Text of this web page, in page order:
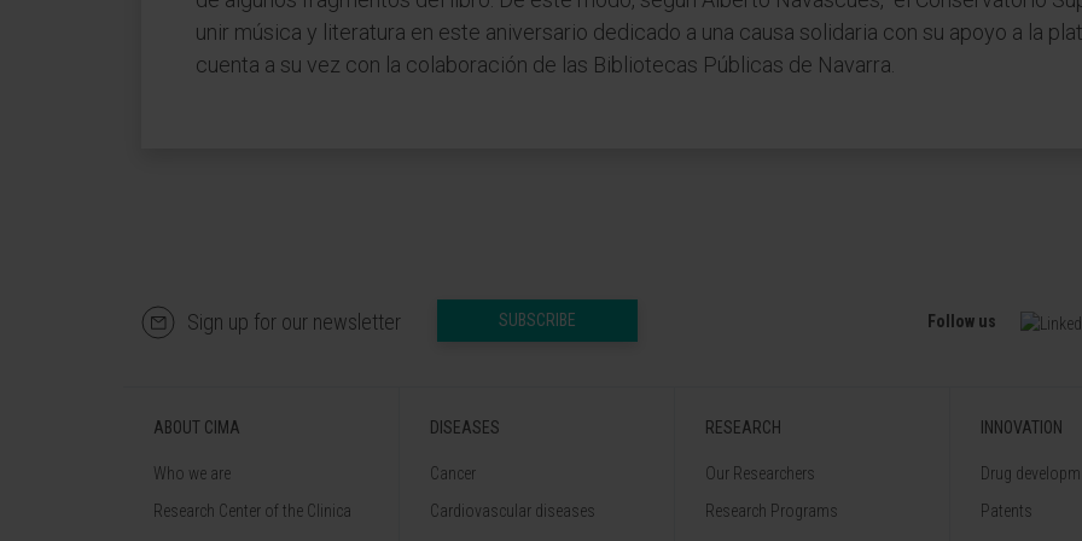
unir música y literatura en este aniversario dedicado a una causa solidaria con su apoyo a la
cuenta a su vez con la colaboración de las Bibliotecas Públicas de Navarra.
Sign up for our newsletter SUBSCRIBE Follow us
ABOUT CIMA
Who we are
Research Center of the Clinica
DISEASES
Cancer
Cardiovascular diseases
RESEARCH
Our Researchers
Research Programs
INNOVATION
Drug
Patents